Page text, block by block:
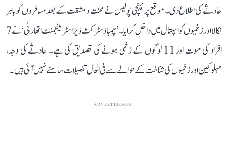
حادثے کی اطلاع دی۔ موقع پر پہنچی پولیس نے محنت و مشقت کے بعد مسافروں کو باہر
نکالا اور زخمیوں کو اسپتال میں داخل کرایا۔ ’چمبا ڈسٹرکٹ ڈیزاسٹر مینجمنٹ اتھارٹی‘ نے 7
افراد کی موت اور 11 لوگوں کے زخمی ہونے کی تصدیق کی ہے۔ حادثے کی وجہ،
مہلوکین اور زخمیوں کی شناخت کے حوالے سے فی الحال تفصیلات سامنے نہیں آئی ہیں۔
ADVERTISEMENT